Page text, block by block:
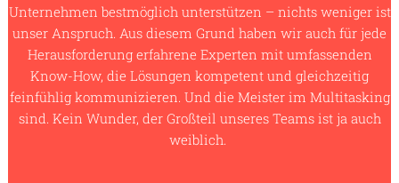
Unternehmen bestmöglich unterstützen – nichts weniger ist
unser Anspruch. Aus diesem Grund haben wir auch für jede
Herausforderung erfahrene Experten mit umfassenden
Know-How, die Lösungen kompetent und gleichzeitig
feinfühlig kommunizieren. Und die Meister im Multitasking
sind. Kein Wunder, der Großteil unseres Teams ist ja auch
weiblich.